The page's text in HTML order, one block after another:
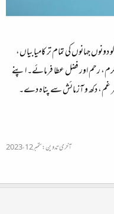
جہانوں کی تمام تر کامیابیاں،
رحم اور فضل عطا فرمائے۔ اپنے
غم، دکھ و آزمائش سے پناہ دے۔
آخری تدوین:ستمبر 12، 2023